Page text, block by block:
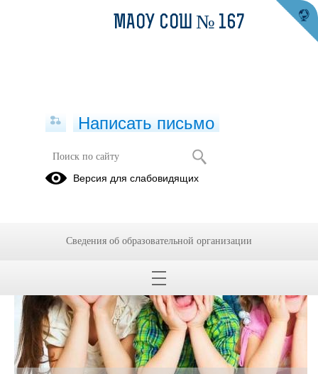
МАОУ СОШ № 167
Написать письмо
Версия для слабовидящих
Сведения об образовательной организации